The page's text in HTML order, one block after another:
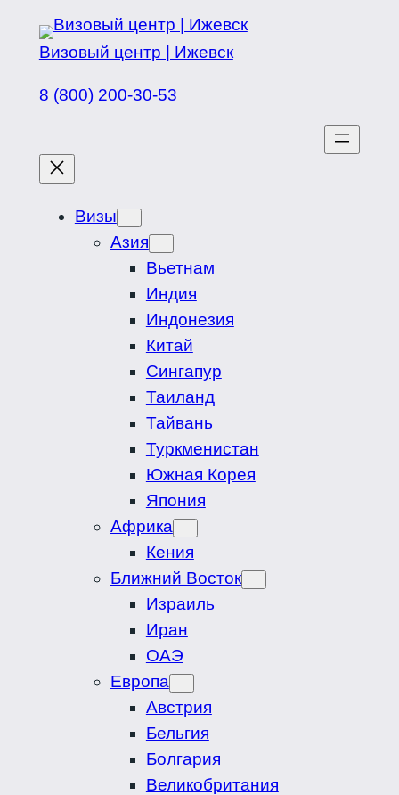
Перейти
Визовый центр | Ижевск
8 (800) 200-30-53
Визы
Азия
Вьетнам
Индия
Индонезия
Китай
Сингапур
Таиланд
Тайвань
Туркменистан
Южная Корея
Япония
Африка
Кения
Ближний Восток
Израиль
Иран
ОАЭ
Европа
Австрия
Бельгия
Болгария
Великобритания